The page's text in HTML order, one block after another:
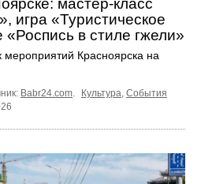
мастер-класс
игра «Туристическое
«Роспись в стиле гжели»
мероприятий Красноярска на
Babr24.com. Культура, События